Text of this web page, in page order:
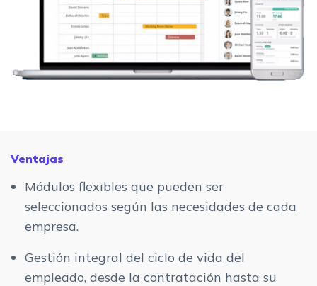
Ventajas
Módulos flexibles que pueden ser
seleccionados según las necesidades de cada
empresa.
Gestión integral del ciclo de vida del
empleado, desde la contratación hasta su